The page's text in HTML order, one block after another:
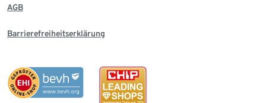
AGB
Barrierefreiheitserklärung